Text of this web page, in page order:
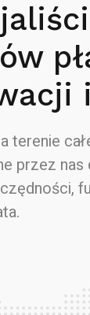
terenie
przez